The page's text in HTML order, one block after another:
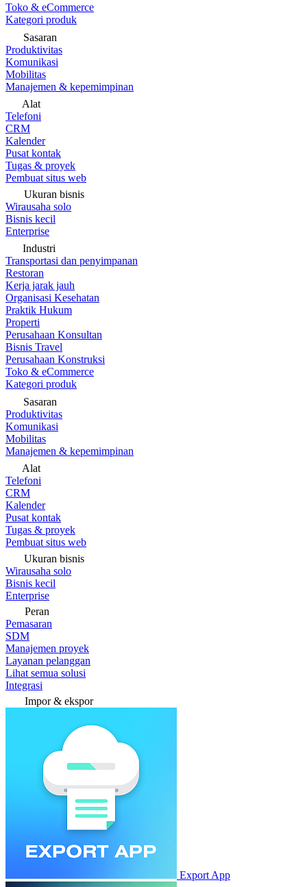
Toko & eCommerce
Kategori produk
Sasaran
Produktivitas
Komunikasi
Mobilitas
Manajemen & kepemimpinan
Alat
Telefoni
CRM
Kalender
Pusat kontak
Tugas & proyek
Pembuat situs web
Ukuran bisnis
Wirausaha solo
Bisnis kecil
Enterprise
Industri
Transportasi dan penyimpanan
Restoran
Kerja jarak jauh
Organisasi Kesehatan
Praktik Hukum
Properti
Perusahaan Konsultan
Bisnis Travel
Perusahaan Konstruksi
Toko & eCommerce
Kategori produk
Sasaran
Produktivitas
Komunikasi
Mobilitas
Manajemen & kepemimpinan
Alat
Telefoni
CRM
Kalender
Pusat kontak
Tugas & proyek
Pembuat situs web
Ukuran bisnis
Wirausaha solo
Bisnis kecil
Enterprise
Peran
Pemasaran
SDM
Manajemen proyek
Layanan pelanggan
Lihat semua solusi
Integrasi
Impor & ekspor
Export App